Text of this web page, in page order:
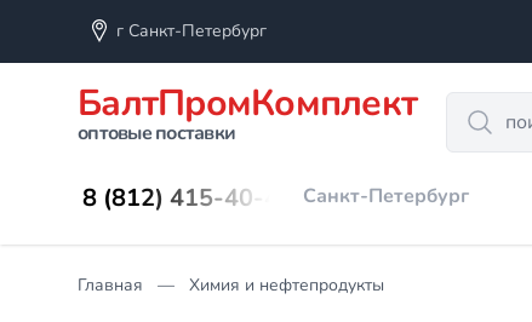
г Санкт-Петербург
БалтПромКомплект
оптовые поставки
Search
8 (812) 415-40-45 Санкт-Петербург
Главная Химия и нефтепродукты